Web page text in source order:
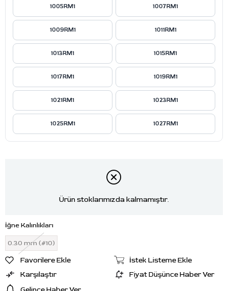
1005RM1 1007RM1
1009RM1 1011RM1
1013RM1 1015RM1
1017RM1 1019RM1
1021RM1 1023RM1
1025RM1 1027RM1
Ürün stoklarımızda kalmamıştır.
İğne Kalınlıkları
0.30 mm (#10)
Favorilere Ekle
İstek Listeme Ekle
Karşılaştır
Fiyat Düşünce Haber Ver